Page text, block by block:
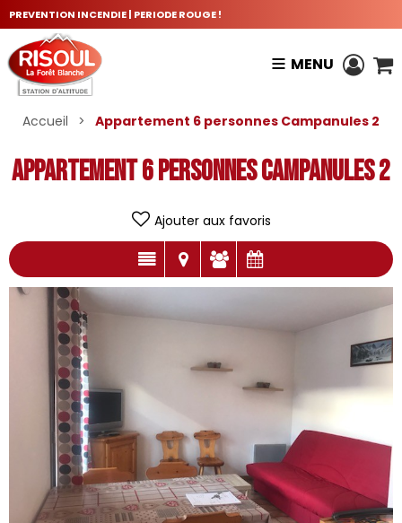
PREVENTION INCENDIE | PERIODE ROUGE !
MENU
Accueil > Appartement 6 personnes Campanules 2
Appartement 6 personnes Campanules 2
Ajouter aux favoris